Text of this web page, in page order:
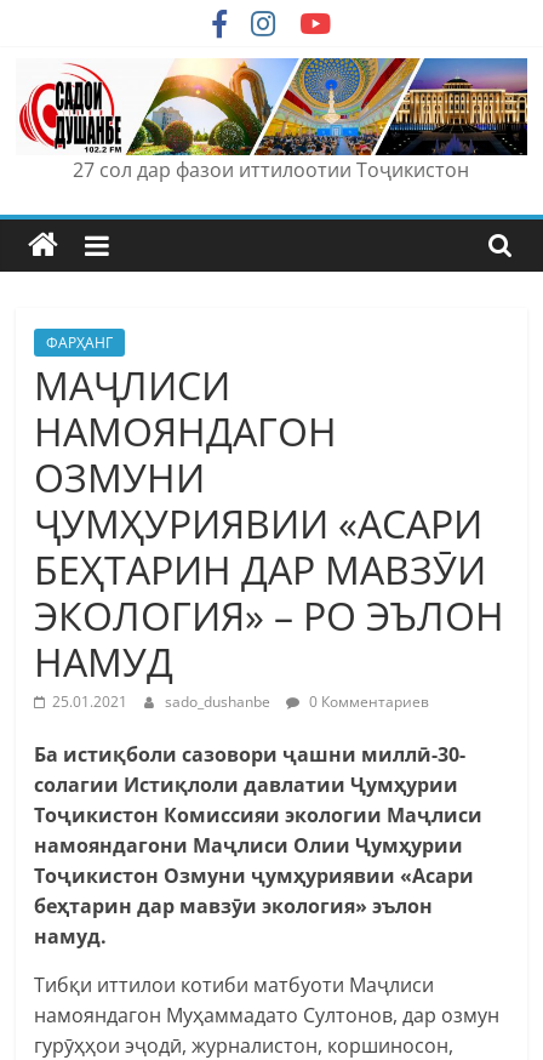
content
27 сол дар фазои иттилоотии Тоҷикистон
ФАРҲАНГ
МАҶЛИСИ
НАМОЯНДАГОН
ОЗМУНИ
ҶУМҲУРИЯВИИ «АСАРИ
БЕҲТАРИН ДАР МАВЗӮИ
ЭКОЛОГИЯ» – РО ЭЪЛОН
НАМУД
25.01.2021 sado_dushanbe 0 Комментариев
Ба истиқболи сазовори ҷашни миллӣ-30-
солагии Истиқлоли давлатии Ҷумҳурии
Тоҷикистон Комиссияи экологии Маҷлиси
намояндагони Маҷлиси Олии Ҷумҳурии
Тоҷикистон Озмуни ҷумҳуриявии «Асари
беҳтарин дар мавзӯи экология» эълон
намуд.
Тибқи иттилои котиби матбуоти Маҷлиси
намояндагон Муҳаммадато Султонов, дар озмун
гурӯҳҳои эҷодӣ, журналистон, коршиносон,